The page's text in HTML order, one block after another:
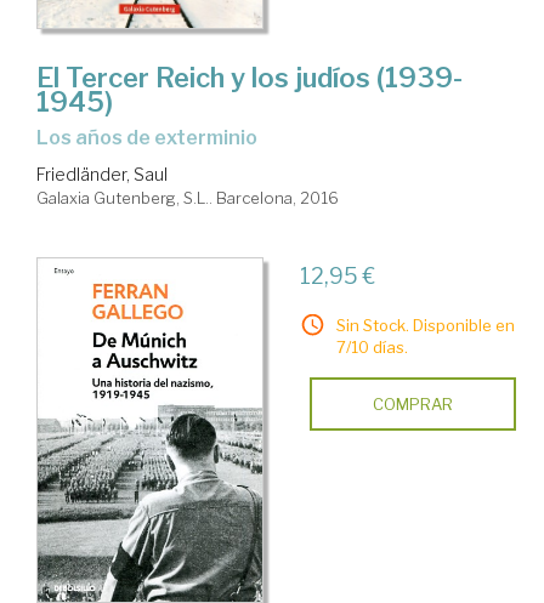
El Tercer Reich y los judíos (1939-
1945)
los años de exterminio
Friedländer, Saul
Galaxia Gutenberg, S.L.. Barcelona, 2016
12,95 €
Sin Stock. Disponible en
7/10 días.
COMPRAR